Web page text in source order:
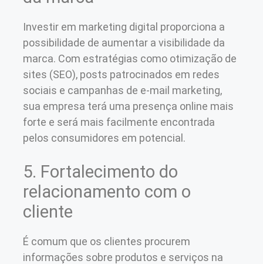
Investir em marketing digital proporciona a
possibilidade de aumentar a visibilidade da
marca. Com estratégias como otimização de
sites (SEO), posts patrocinados em redes
sociais e campanhas de e-mail marketing,
sua empresa terá uma presença online mais
forte e será mais facilmente encontrada
pelos consumidores em potencial.
5. Fortalecimento do
relacionamento com o
cliente
É comum que os clientes procurem
informações sobre produtos e serviços na